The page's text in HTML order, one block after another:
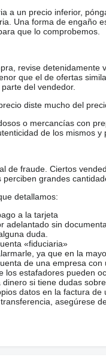
a un precio inferior,
Una forma de engaño
que lo comprobemos.
revise
que el de ofertas
del vendedor.
diste mucho del
o mercancías con
de los mismos y
de fraude. Ciertos
grandes
detallamos:
a la tarjeta
adelantado sin
duda.
«fiduciaria»
ya que en la
de una empresa con
los estafadores pueden
si tiene dudas
datos en la factura de
asegúrese